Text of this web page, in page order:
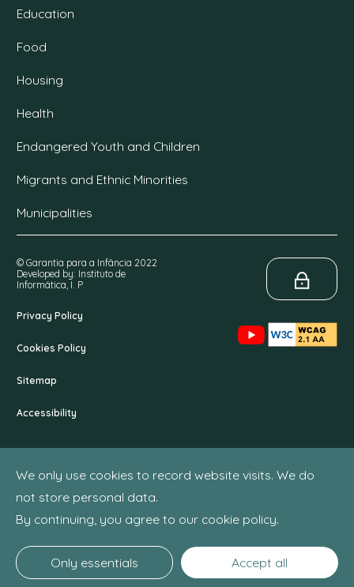
We only use cookies to record website visits. We do
not store personal data.
By continuing, you agree to our cookie policy.
Only essentials Accept all
Education
Food
Housing
Health
Endangered Youth and Children
Migrants and Ethnic Minorities
Municipalities
© Garantia para a Infância 2022
Developed by: Instituto de
Informática, I. P.
Privacy Policy
Cookies Policy
Sitemap
Accessibility